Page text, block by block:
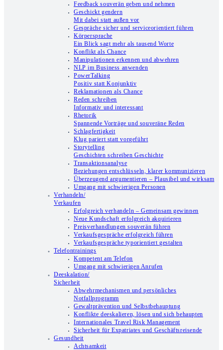
Feedback souverän geben und nehmen
Geschickt gendern
Mit dabei statt außen vor
Gespräche sicher und serviceorientiert führen
Körpersprache
Ein Blick sagt mehr als tausend Worte
Konflikt als Chance
Manipulationen erkennen und abwehren
NLP im Business anwenden
PowerTalking
Positiv statt Konjunktiv
Reklamationen als Chance
Reden schreiben
Informativ und interessant
Rhetorik
Spannende Vorträge und souveräne Reden
Schlagfertigkeit
Klug pariert statt vorgeführt
Storytelling
Geschichten schreiben Geschichte
Transaktionsanalyse
Beziehungen entschlüsseln, klarer kommunizieren
Überzeugend argumentieren – Plausibel und wirksam
Umgang mit schwierigen Personen
Verhandeln/
Verkaufen
Erfolgreich verhandeln – Gemeinsam gewinnen
Neue Kundschaft erfolgreich akquirieren
Preisverhandlungen souverän führen
Verkaufsgespräche erfolgreich führen
Verkaufsgespräche typorientiert gestalten
Telefontrainings
Kompetent am Telefon
Umgang mit schwierigen Anrufen
Deeskalation/
Sicherheit
Abwehrmechanismen und persönliches
Notfallprogramm
Gewaltprävention und Selbstbehauptung
Konflikte deeskalieren, lösen und sich behaupten
Internationales Travel Risk Management
Sicherheit für Expatriates und Geschäftsreisende
Gesundheit
Achtsamkeit